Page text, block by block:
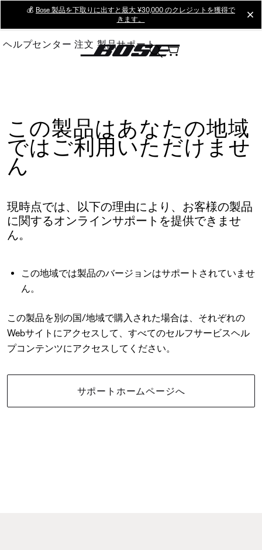
Main
💰 Bose 製品を下取りに出すと最大 ¥30,000 のクレジットを獲得で
きます。
ヘルプセンター 注文 製品サポート
この製品はあなたの地域
ではご利用いただけませ
ん
現時点では、以下の理由により、お客様の製品
に関するオンラインサポートを提供できませ
ん。
この地域では製品のバージョンはサポートされていませ
ん。
この製品を別の国/地域で購入された場合は、それぞれの
Webサイトにアクセスして、すべてのセルフサービスヘル
プコンテンツにアクセスしてください。
サポートホームページへ